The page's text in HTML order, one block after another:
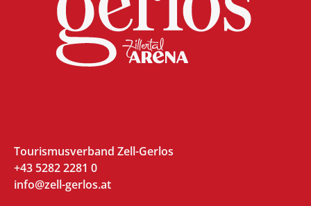
Tourismusverband Zell-Gerlos
+43 5282 2281 0
info@zell-gerlos.at